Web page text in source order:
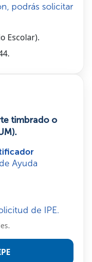
podrás solicitar
Escolar).
timbrado o
Ayuda
de IPE.